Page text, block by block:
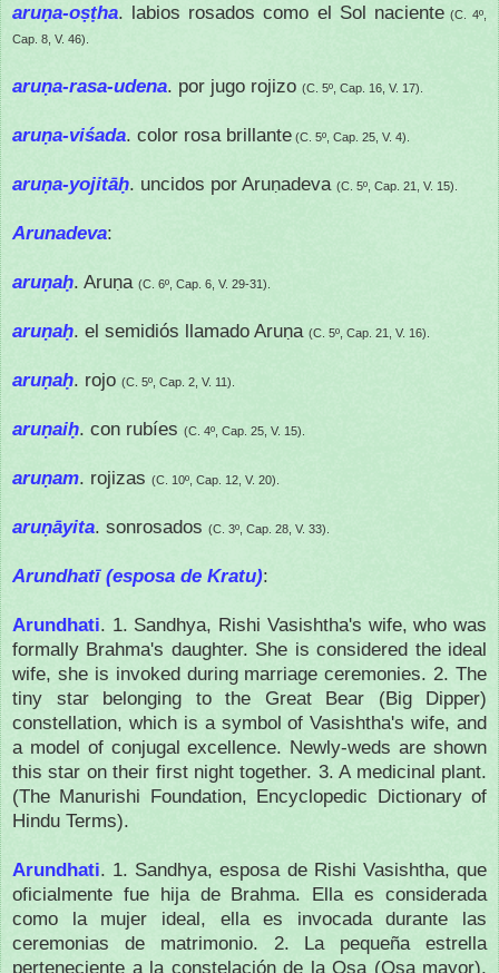
aruṇa-oṣṭha. labios rosados como el Sol naciente(C. 4º,
Cap. 8, V. 46).
aruṇa-rasa-udena. por jugo rojizo (C. 5º, Cap. 16, V. 17).
aruṇa-viśada. color rosa brillante (C. 5º, Cap. 25, V. 4).
aruṇa-yojitāḥ. uncidos por Aruṇadeva (C. 5º, Cap. 21, V. 15).
Arunadeva:
aruṇaḥ. Aruṇa (C. 6º, Cap. 6, V. 29-31).
aruṇaḥ. el semidiós llamado Aruṇa (C. 5º, Cap. 21, V. 16).
aruṇaḥ. rojo (C. 5º, Cap. 2, V. 11).
aruṇaiḥ. con rubíes (C. 4º, Cap. 25, V. 15).
aruṇam. rojizas (C. 10º, Cap. 12, V. 20).
aruṇāyita. sonrosados (C. 3º, Cap. 28, V. 33).
Arundhatī (esposa de Kratu):
Arundhati. 1. Sandhya, Rishi Vasishtha's wife, who was
formally Brahma's daughter. She is considered the ideal
wife, she is invoked during marriage ceremonies. 2. The
tiny star belonging to the Great Bear (Big Dipper)
constellation, which is a symbol of Vasishtha's wife, and
a model of conjugal excellence. Newly-weds are shown
this star on their first night together. 3. A medicinal plant.
(The Manurishi Foundation, Encyclopedic Dictionary of
Hindu Terms).
Arundhati. 1. Sandhya, esposa de Rishi Vasishtha, que
oficialmente fue hija de Brahma. Ella es considerada
como la mujer ideal, ella es invocada durante las
ceremonias de matrimonio. 2. La pequeña estrella
perteneciente a la constelación de la Osa (Osa mayor),